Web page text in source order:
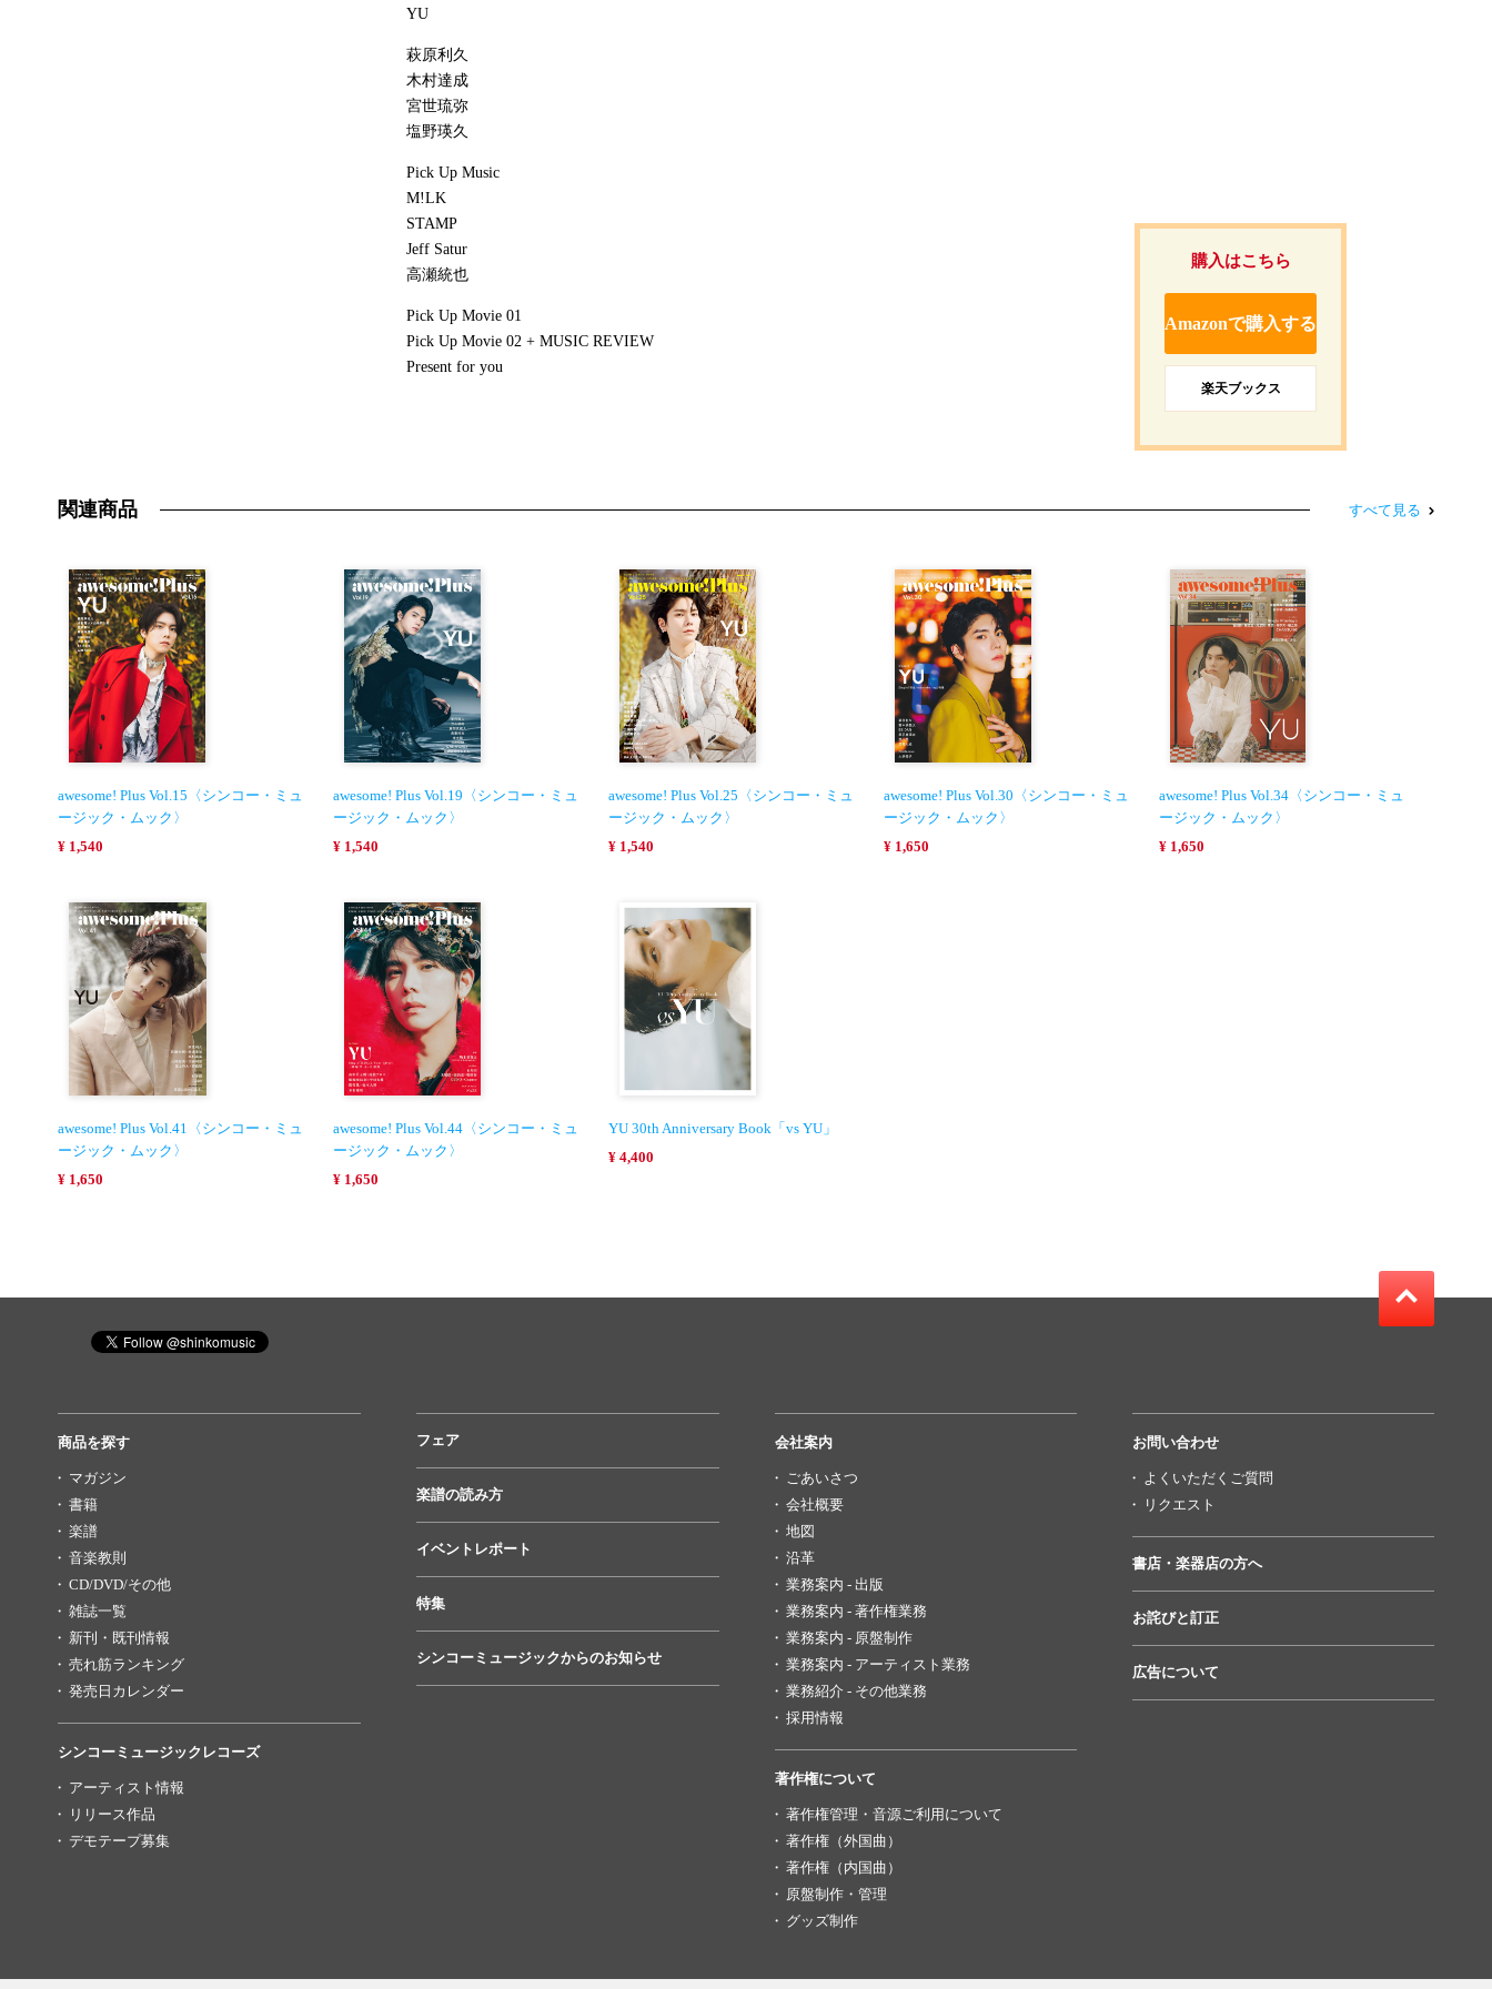
YU
萩原利久
木村達成
宮世琉弥
塩野瑛久
Pick Up Music
M!LK
STAMP
Jeff Satur
高瀬統也
Pick Up Movie 01
Pick Up Movie 02 + MUSIC REVIEW
Present for you
購入はこちら
Amazonで購入する
楽天ブックス
関連商品 すべて見る
awesome! Plus Vol.15〈シンコー・ミュ
ージック・ムック〉
¥ 1,540
awesome! Plus Vol.19〈シンコー・ミュ
ージック・ムック〉
¥ 1,540
awesome! Plus Vol.25〈シンコー・ミュ
ージック・ムック〉
¥ 1,540
awesome! Plus Vol.30〈シンコー・ミュ
ージック・ムック〉
¥ 1,650
awesome! Plus Vol.34〈シンコー・ミュ
ージック・ムック〉
¥ 1,650
awesome! Plus Vol.41〈シンコー・ミュ
ージック・ムック〉
¥ 1,650
awesome! Plus Vol.44〈シンコー・ミュ
ージック・ムック〉
¥ 1,650
YU 30th Anniversary Book「vs YU」
¥ 4,400
商品を探す
マガジン
書籍
楽譜
音楽教則
CD/DVD/その他
雑誌一覧
新刊・既刊情報
売れ筋ランキング
発売日カレンダー
シンコーミュージックレコーズ
アーティスト情報
リリース作品
デモテープ募集
フェア
楽譜の読み方
イベントレポート
特集
シンコーミュージックからのお知らせ
会社案内
ごあいさつ
会社概要
地図
沿革
業務案内 - 出版
業務案内 - 著作権業務
業務案内 - 原盤制作
業務案内 - アーティスト業務
業務紹介 - その他業務
採用情報
著作権について
著作権管理・音源ご利用について
著作権（外国曲）
著作権（内国曲）
原盤制作・管理
グッズ制作
お問い合わせ
よくいただくご質問
リクエスト
書店・楽器店の方へ
お詫びと訂正
広告について